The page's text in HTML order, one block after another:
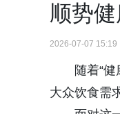
顺势
2026-07-07
随着“
大众饮食需